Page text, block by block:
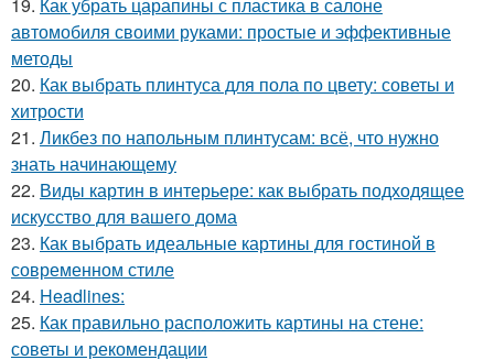
автомобиля своими руками: простые и эффективные
методы
20. Как выбрать плинтуса для пола по цвету: советы и
хитрости
21. Ликбез по напольным плинтусам: всё, что нужно
знать начинающему
22. Виды картин в интерьере: как выбрать подходящее
искусство для вашего дома
23. Как выбрать идеальные картины для гостиной в
современном стиле
24. Headlines:
25. Как правильно расположить картины на стене:
советы и рекомендации